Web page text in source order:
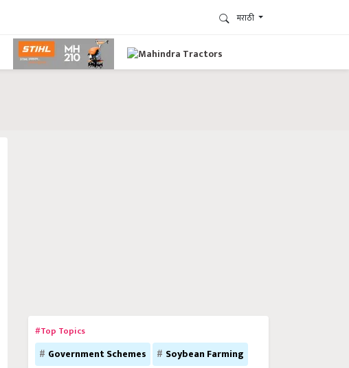
मराठी
#Top Topics
Government Schemes
Soybean Farming